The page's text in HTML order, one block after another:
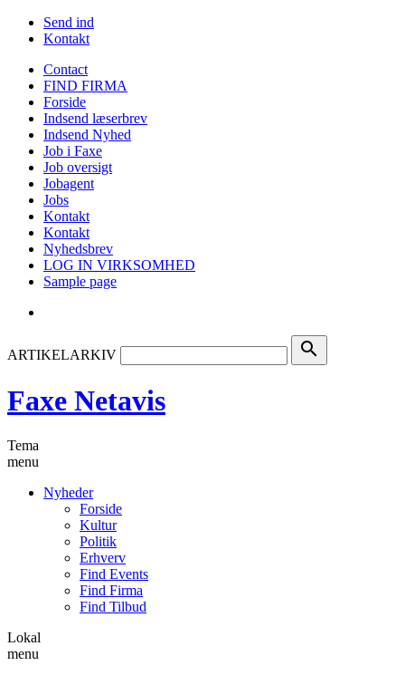
Send ind
Kontakt
Contact
FIND FIRMA
Forside
Indsend læserbrev
Indsend Nyhed
Job i Faxe
Job oversigt
Jobagent
Jobs
Kontakt
Kontakt
Nyhedsbrev
LOG IN VIRKSOMHED
Sample page
ARTIKELARKIV search
Faxe Netavis
Tema
menu
Nyheder
Forside
Kultur
Politik
Erhverv
Find Events
Find Firma
Find Tilbud
Lokal
menu